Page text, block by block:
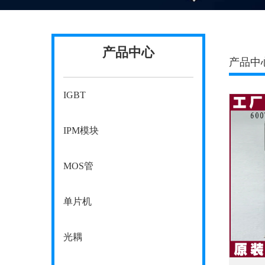
产品中心
IGBT
IPM模块
MOS管
单片机
光耦
产品中